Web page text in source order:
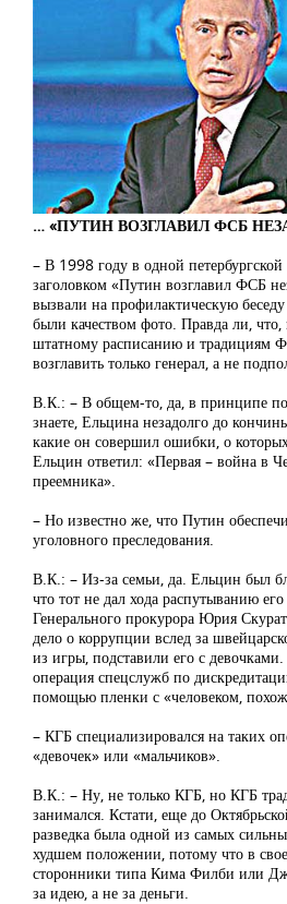
… «ПУТИН ВОЗГЛАВИЛ ФСБ
– В 1998 году в одной петербургской
заголовком «Путин возглавил ФСБ
вызвали на профилактическую
были качеством фото. Правда ли, что,
штатному расписанию и традициям
возглавить только генерал, а не
В.К.: – В общем-то, да, в принципе
знаете, Ельцина незадолго до
какие он совершил ошибки, о
Ельцин ответил: «Первая – война в
преемника».
– Но известно же, что Путин
уголовного преследования.
В.К.: – Из-за семьи, да. Ельцин был
что тот не дал хода распутыванию
Генерального прокурора Юрия
дело о коррупции вслед за
из игры, подставили его с
операция спецслужб по
помощью пленки с «человеком,
– КГБ специализировался на таких
«девочек» или «мальчиков».
В.К.: – Ну, не только КГБ, но КГБ
занимался. Кстати, еще до
разведка была одной из самых
худшем положении, потому что в
сторонники типа Кима Филби или
за идею, а не за деньги.